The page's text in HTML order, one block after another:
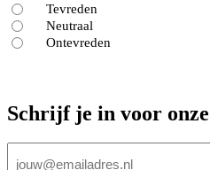
Tevreden
Neutraal
Ontevreden
Schrijf je in voor
mailadres